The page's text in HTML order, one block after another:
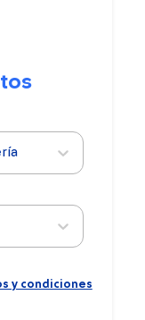
y condiciones